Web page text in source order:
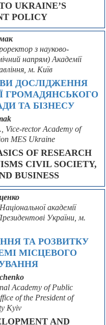
UKRAINE’S
POLICY
з науково-
напрям) Академії
м. Київ
ДОСЛІДЖЕННЯ
ГРОМАДЯНСЬКОГО
ТА БІЗНЕСУ
Vice-rector Academy of
MES Ukraine
OF RESEARCH
CIVIL SOCIETY,
BUSINESS
академії
України, м.
ТА РОЗВИТКУ
МІСЦЕВОГО
Academy of Public
of the President of
Kyiv
AND